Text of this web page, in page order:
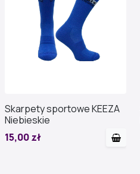
Skarpety sportowe KEEZA
Niebieskie
15,00 zł